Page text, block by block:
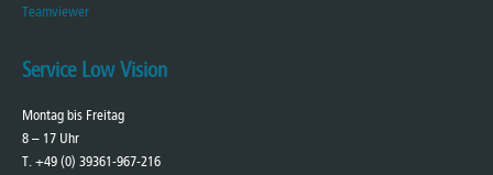
Teamviewer
Service Low Vision
Montag bis Freitag
8 – 17 Uhr
T. +49 (0) 39361-967-216